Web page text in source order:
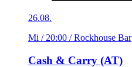
26.08.
Mi / 20:00 / Rockhouse Bar
Cash & Carry (AT)